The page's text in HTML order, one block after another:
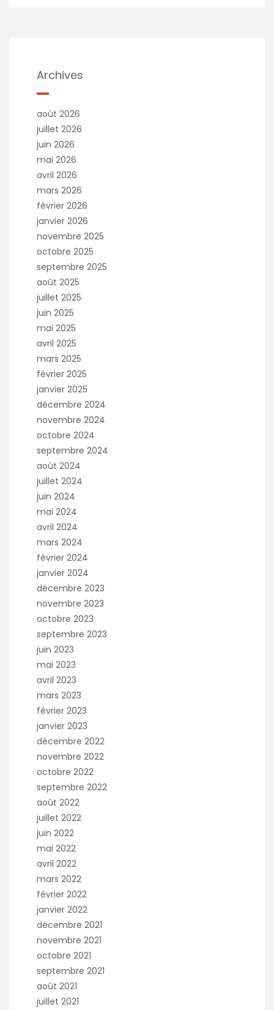
t
i
v
:
Archives
août 2026
juillet 2026
juin 2026
mai 2026
avril 2026
mars 2026
février 2026
janvier 2026
novembre 2025
octobre 2025
septembre 2025
août 2025
juillet 2025
juin 2025
mai 2025
avril 2025
mars 2025
février 2025
janvier 2025
décembre 2024
novembre 2024
octobre 2024
septembre 2024
août 2024
juillet 2024
juin 2024
mai 2024
avril 2024
mars 2024
février 2024
janvier 2024
décembre 2023
novembre 2023
octobre 2023
septembre 2023
juin 2023
mai 2023
avril 2023
mars 2023
février 2023
janvier 2023
décembre 2022
novembre 2022
octobre 2022
septembre 2022
août 2022
juillet 2022
juin 2022
mai 2022
avril 2022
mars 2022
février 2022
janvier 2022
décembre 2021
novembre 2021
octobre 2021
septembre 2021
août 2021
juillet 2021